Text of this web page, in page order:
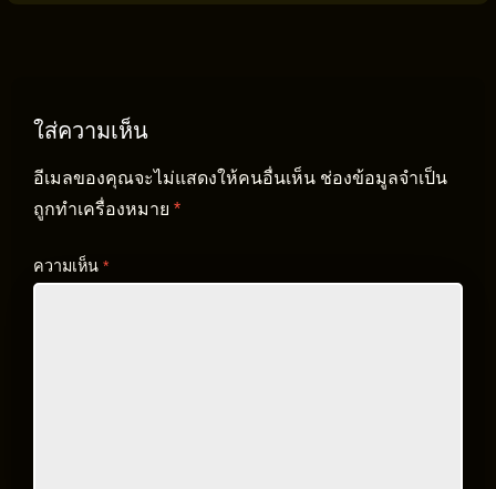
ใส่ความเห็น
อีเมลของคุณจะไม่แสดงให้คนอื่นเห็น ช่องข้อมูลจำเป็น
ถูกทำเครื่องหมาย *
ความเห็น *